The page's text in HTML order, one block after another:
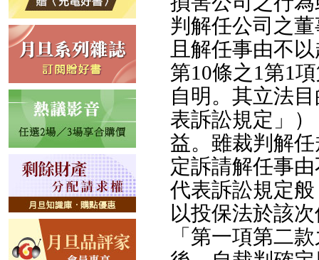
判解任公司之
且解任事由不
第10條之1第1
自明。其立法
表訴訟規定」
益。雖裁判解
定訴請解任事
代表訴訟規定
以投保法於該
「第一項第二